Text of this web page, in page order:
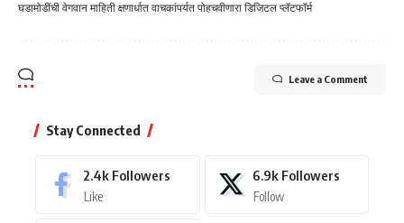
घडामोडींची वेगवान माहिती क्षणार्धात वाचकांपर्यत पोहचवीणारा डिजिटल प्लॅटफॉर्म
Leave a Comment
Stay Connected
2.4k Followers
Like
6.9k Followers
Follow